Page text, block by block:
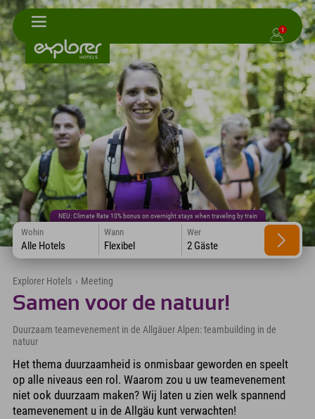
1
NEU: Climate Rate 10% bonus on overnight stays when traveling by train
Wohin
Alle Hotels
Wann
Flexibel
Wer
2 Gäste
Explorer Hotels › Meeting
Samen voor de natuur!
Duurzaam teamevenement in de Allgäuer Alpen: teambuilding in de
natuur
Het thema duurzaamheid is onmisbaar geworden en speelt
op alle niveaus een rol. Waarom zou u uw teamevenement
niet ook duurzaam maken? Wij laten u zien welk spannend
teamevenement u in de Allgäu kunt verwachten!